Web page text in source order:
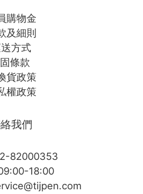
購物金
及細則
方式
條款
貨政策
權政策
我們
82000353
18:00